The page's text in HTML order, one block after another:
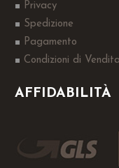
Privacy
Spedizione
Pagamento
Condizioni di Vendita
AFFIDABILITÀ